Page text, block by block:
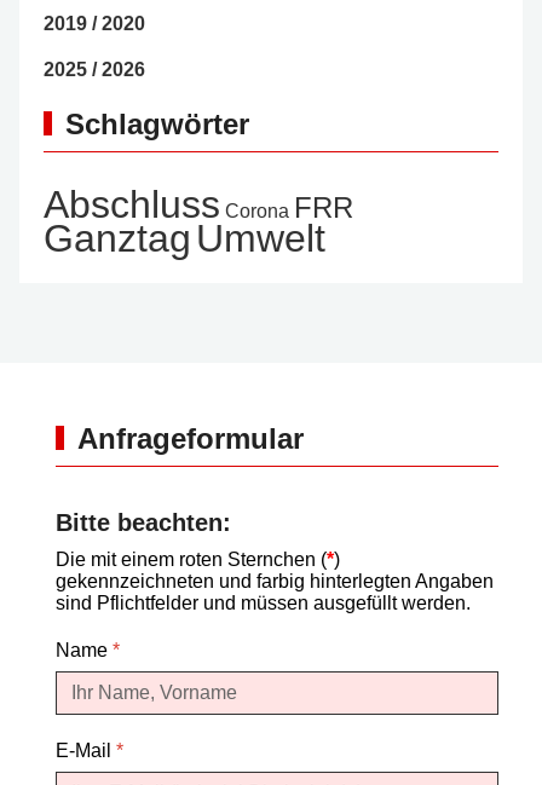
2019 / 2020
2025 / 2026
Schlagwörter
Abschluss Corona FRR
Ganztag Umwelt
Anfrageformular
Bitte beachten:
Die mit einem roten Sternchen (*)
gekennzeichneten und farbig hinterlegten Angaben
sind Pflichtfelder und müssen ausgefüllt werden.
Name*
E-Mail*